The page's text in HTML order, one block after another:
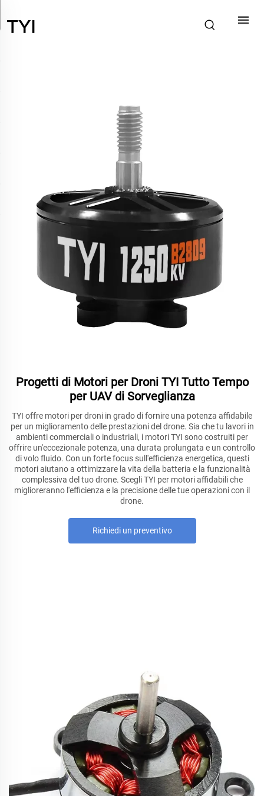
Progetti di Motori per Droni TYI Tutto Tempo
per UAV di Sorveglianza
TYI offre motori per droni in grado di fornire una potenza affidabile
per un miglioramento delle prestazioni del drone. Sia che tu lavori in
ambienti commerciali o industriali, i motori TYI sono costruiti per
offrire un'eccezionale potenza, una durata prolungata e un controllo
di volo fluido. Con un forte focus sull'efficienza energetica, questi
motori aiutano a ottimizzare la vita della batteria e la funzionalità
complessiva del tuo drone. Scegli TYI per motori affidabili che
miglioreranno l'efficienza e la precisione delle tue operazioni con il
drone.
Richiedi un preventivo